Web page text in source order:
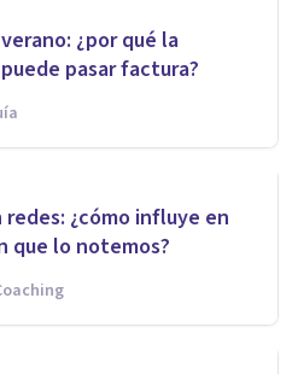
¿por qué la
pasar factura?
¿cómo influye en
que lo notemos?